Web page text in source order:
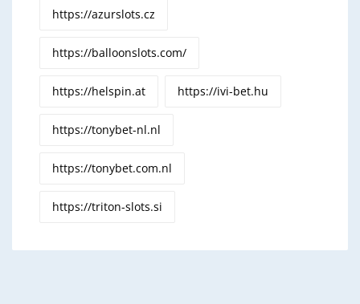
https://azurslots.cz
https://balloonslots.com/
https://helspin.at https://ivi-bet.hu
https://tonybet-nl.nl
https://tonybet.com.nl
https://triton-slots.si